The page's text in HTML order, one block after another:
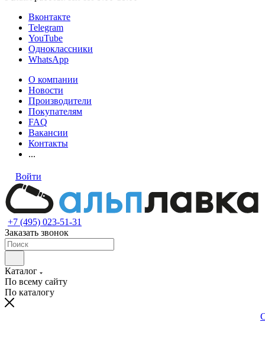
Вконтакте
Telegram
YouTube
Одноклассники
WhatsApp
О компании
Новости
Производители
Покупателям
FAQ
Вакансии
Контакты
...
Войти
+7 (495) 023-51-31
Заказать звонок
Каталог
По всему сайту
По каталогу